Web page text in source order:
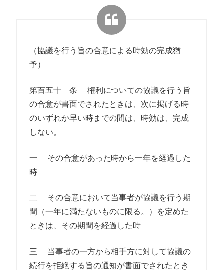
（協議を行う旨の合意による時効の完成猶
予）
第百五十一条 権利についての協議を行う旨
の合意が書面でされたときは、次に掲げる時
のいずれか早い時までの間は、時効は、完成
しない。
一 その合意があった時から一年を経過した
時
二 その合意において当事者が協議を行う期
間（一年に満たないものに限る。）を定めた
ときは、その期間を経過した時
三 当事者の一方から相手方に対して協議の
続行を拒絶する旨の通知が書面でされたとき